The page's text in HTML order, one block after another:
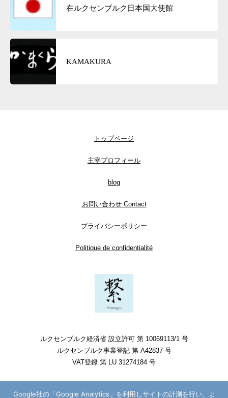
在ルクセンブルク日本国大使館
KAMAKURA
トップページ
主宰プロフィール
blog
お問い合わせ Contact
プライバシーポリシー
Politique de confidentialité
ルクセンブルク経済省 設立許可 第 10069113/1 号
ルクセンブルク事業登記 第 A42837 号
VAT登録 第 LU 31274184 号
Google社の「Google Analytics」を利用しサイトの計測を行い、よ